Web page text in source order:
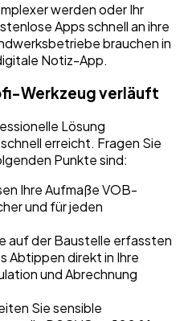
werden oder Ihr
Apps schnell an ihre
brauchen in
Notiz-App.
Werkzeug verläuft
Lösung
erreicht. Fragen Sie
Punkte sind:
Ihre Aufmaße VOB-
und für jeden
auf der Baustelle erfassten
Abtippen direkt in Ihre
und Abrechnung
Sie sensible